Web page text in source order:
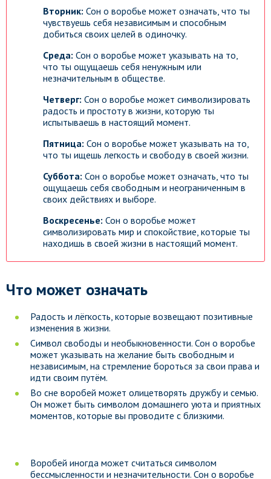
Вторник: Сон о воробье может означать, что ты
чувствуешь себя независимым и способным
добиться своих целей в одиночку.
Среда: Сон о воробье может указывать на то,
что ты ощущаешь себя ненужным или
незначительным в обществе.
Четверг: Сон о воробье может символизировать
радость и простоту в жизни, которую ты
испытываешь в настоящий момент.
Пятница: Сон о воробье может указывать на то,
что ты ищешь легкость и свободу в своей жизни.
Суббота: Сон о воробье может означать, что ты
ощущаешь себя свободным и неограниченным в
своих действиях и выборе.
Воскресенье: Сон о воробье может
символизировать мир и спокойствие, которые ты
находишь в своей жизни в настоящий момент.
Что может означать
Радость и лёгкость, которые возвещают позитивные
изменения в жизни.
Символ свободы и необыкновенности. Сон о воробье
может указывать на желание быть свободным и
независимым, на стремление бороться за свои права и
идти своим путём.
Во сне воробей может олицетворять дружбу и семью.
Он может быть символом домашнего уюта и приятных
моментов, которые вы проводите с близкими.
Воробей иногда может считаться символом
бессмысленности и незначительности. Сон о воробье